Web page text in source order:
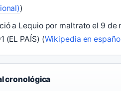
)
a Lequio por maltrato el 9 de
(EL PAÍS) (Wikipedia en
cronológica